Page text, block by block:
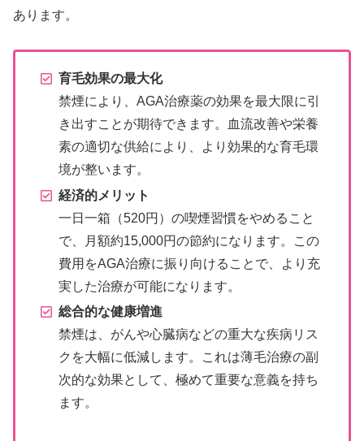
あります。
育毛効果の最大化
禁煙により、AGA治療薬の効果を最大限に引
き出すことが期待できます。血流改善や栄養
素の適切な供給により、より効果的な育毛環
境が整います。
経済的メリット
一日一箱（520円）の喫煙習慣をやめること
で、月額約15,000円の節約になります。この
費用をAGA治療に振り向けることで、より充
実した治療が可能になります。
総合的な健康増進
禁煙は、がんや心臓病などの重大な疾病リス
クを大幅に低減します。これは薄毛治療の副
次的な効果として、極めて重要な意義を持ち
ます。